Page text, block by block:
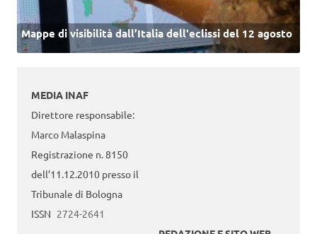
Mappe di visibilità dall’Italia dell'eclissi del 12 agosto
MEDIA INAF
Direttore responsabile:
Marco Malaspina
Registrazione n. 8150
dell’11.12.2010 presso il
Tribunale di Bologna
ISSN 2724-2641